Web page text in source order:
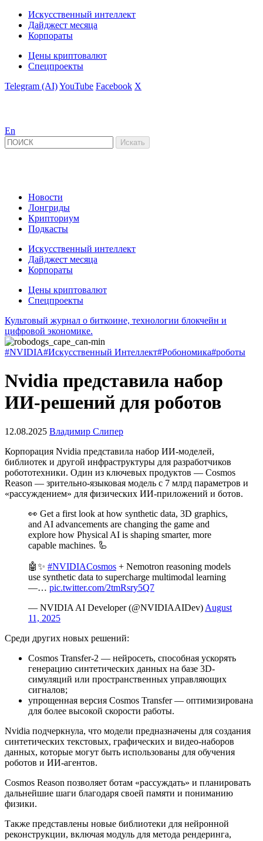
Искусственный интеллект
Дайджест месяца
Корпораты
Цены криптовалют
Спецпроекты
Telegram (AI)YouTube Facebook X
En
Новости
Лонгриды
Крипториум
Подкасты
Искусственный интеллект
Дайджест месяца
Корпораты
Цены криптовалют
Спецпроекты
Культовый журнал о биткоине, технологии блокчейн и
цифровой экономике.
#NVIDIA#Искусственный Интеллект#Робономика#роботы
Nvidia представила набор
ИИ-решений для роботов
12.08.2025 Владимир Слипер
Корпорация Nvidia представила набор ИИ-моделей,
библиотек и другой инфраструктуры для разработчиков
робототехники. Один из ключевых продуктов — Cosmos
Reason — зрительно-языковая модель с 7 млрд параметров и
«рассуждением» для физических ИИ-приложений и ботов.
👀 Get a first look at how synthetic data, 3D graphics,
and AI advancements are changing the game and
explore how Physical AI is shaping smarter, more
capable machines. 🦾
🤖✨ #NVIDIACosmos + Nemotron reasoning models
use synthetic data to supercharge multimodal learning
—… pic.twitter.com/2tmRsry5Q7
— NVIDIA AI Developer (@NVIDIAAIDev) August
11, 2025
Среди других новых решений:
Cosmos Transfer-2 — нейросеть, способная ускорять
генерацию синтетических данных на базе 3D-
симуляций или пространственных управляющих
сигналов;
упрощенная версия Cosmos Transfer — оптимизирована
для более высокой скорости работы.
Nvidia подчеркнула, что модели предназначены для создания
синтетических текстовых, графических и видео-наборов
данных, которые могут быть использованы для обучения
роботов и ИИ-агентов.
Cosmos Reason позволяет ботам «рассуждать» и планировать
дальнейшие шаги благодаря своей памяти и пониманию
физики.
Также представлены новые библиотеки для нейронной
реконструкции, включая модуль для метода рендеринга,